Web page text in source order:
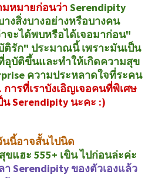
มหมายก่อนว่าSerendipity
งสิ่งบางอย่างหรือบางคน
จะได้พบหรือได้เจอมาก่อน"
ติรัก" ประมาณนี้ เพราะมันเป็น
อุบัติขึ้นและทำให้เกิดความสุข
ความประหลาดใจที่ระคน
การที่เราบังเอิญเจอคนที่พิเศษ
น Serendipity นะคะ :)
นนี้อาจสั้นไปนิด
แฮะ 555+ เขิน ไปก่อนล่ะค่ะ
Serendipity ของตัวเองแล้ว